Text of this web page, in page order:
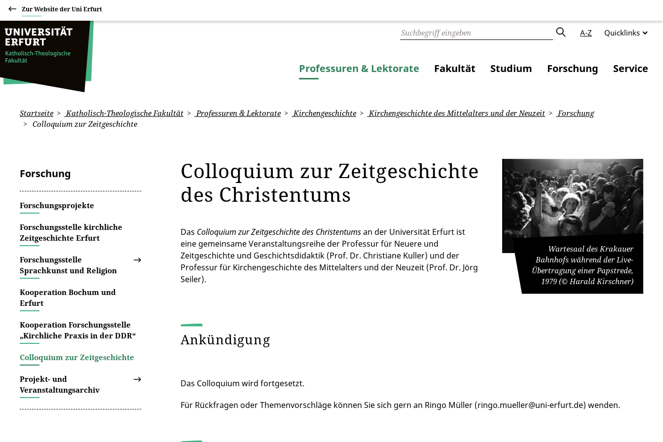
Zur Website der Uni Erfurt
A-Z Quicklinks
Professuren & Lektorate Fakultät Studium Forschung Service
Startseite Katholisch-Theologische Fakultät Professuren & Lektorate Kirchengeschichte Kirchengeschichte des Mittelalters und der Neuzeit
Forschung
Colloquium zur Zeitgeschichte
Forschung
Forschungsprojekte
Forschungsstelle kirchliche
Zeitgeschichte Erfurt
Forschungsstelle
Sprachkunst und Religion
Kooperation Bochum und
Erfurt
Kooperation Forschungsstelle
„Kirchliche Praxis in der DDR“
Colloquium zur Zeitgeschichte
Projekt- und
Veranstaltungsarchiv
Colloquium zur Zeitgeschichte
des Christentums
Das Colloquium zur Zeitgeschichte des Christentumsan der Universität Erfurt ist
eine gemeinsame Veranstaltungsreihe der Professur für Neuere und
Zeitgeschichte und Geschichtsdidaktik (Prof. Dr. Christiane Kuller) und der
Professur für Kirchengeschichte des Mittelalters und der Neuzeit (Prof. Dr. Jörg
Seiler).
Wartesaal des Krakauer
Bahnhofs während der Live-
Übertragung einer Papstrede,
1979 (© Harald Kirschner)
Ankündigung
Das Colloquium wird fortgesetzt.
Für Rückfragen oder Themenvorschläge können Sie sich gern an Ringo Müller (ringo.mueller@uni-erfurt.de) wenden.